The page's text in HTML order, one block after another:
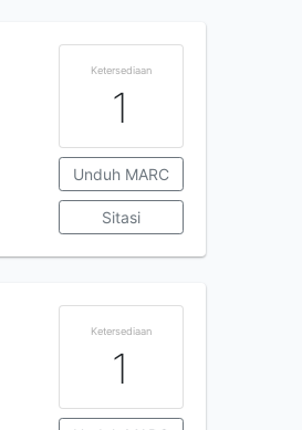
Ketersediaan
1
Unduh MARC
Sitasi
Ketersediaan
1